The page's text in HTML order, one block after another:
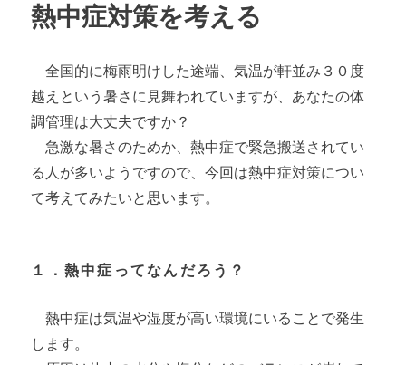
熱中症対策を考える
全国的に梅雨明けした途端、気温が軒並み３０度
越えという暑さに見舞われていますが、あなたの体
調管理は大丈夫ですか？
急激な暑さのためか、熱中症で緊急搬送されてい
る人が多いようですので、今回は熱中症対策につい
て考えてみたいと思います。
１．熱中症ってなんだろう？
熱中症は気温や湿度が高い環境にいることで発生
します。